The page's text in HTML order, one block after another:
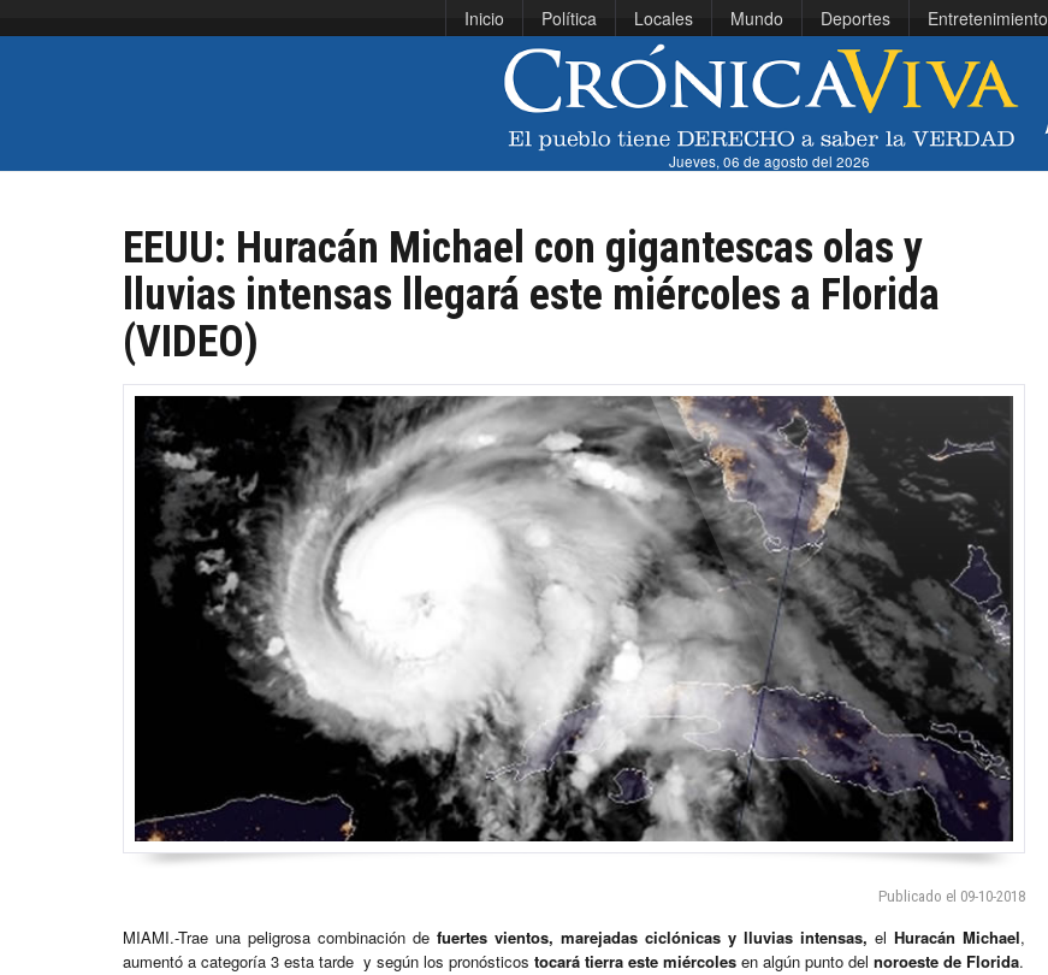
Inicio Política Locales Mundo Deportes Entretenimiento
Jueves, 06 de agosto del 2026
EEUU: Huracán Michael con gigantescas olas y
lluvias intensas llegará este miércoles a Florida
(VIDEO)
Publicado el 09-10-2018
MIAMI.-Trae una peligrosa combinación de fuertes vientos, marejadas ciclónicas y lluvias intensas, el Huracán Michael,
aumentó a categoría 3 esta tarde y según los pronósticos tocará tierra este miércoles en algún punto del noroeste de Florida.